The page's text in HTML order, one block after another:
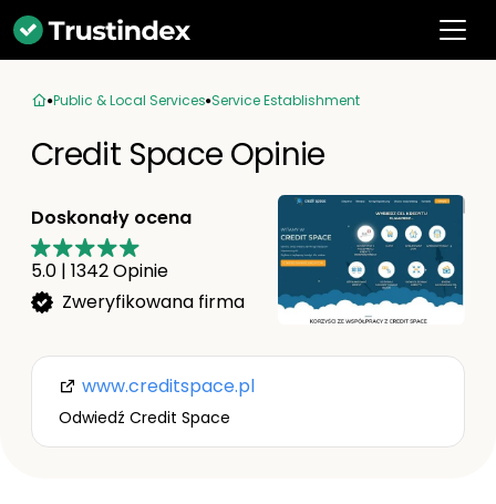
Public & Local Services Service Establishment
Credit Space Opinie
Doskonały ocena
5.0 | 1342Opinie
Zweryfikowana firma
www.creditspace.pl
Odwiedź Credit Space